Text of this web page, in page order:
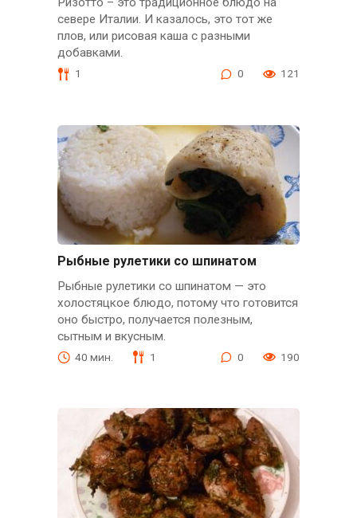
севере Италии. И казалось, это тот же
плов, или рисовая каша с разными
добавками.
1 0 121
Рыбные рулетики со шпинатом
Рыбные рулетики со шпинатом — это
холостяцкое блюдо, потому что готовится
оно быстро, получается полезным,
сытным и вкусным.
40 мин. 1 0 190